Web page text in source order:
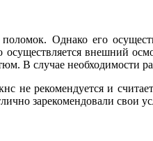
Однако его
внешний
В случае необходимости
рекомендуется и
зарекомендовали свои